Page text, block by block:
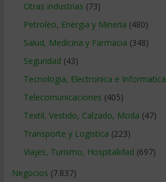
Otras industrias (73)
Petroleo, Energia y Mineria (480)
Salud, Medicina y Farmacia (348)
Seguridad (43)
Tecnologia, Electronica e Informatica
Telecomunicaciones (405)
Textil, Vestido, Calzado, Moda (47)
Transporte y Logistica (223)
Viajes, Turismo, Hospitalidad (697)
Negocios (7.837)